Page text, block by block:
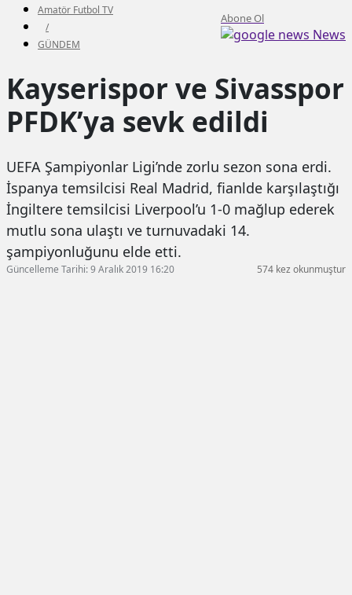
Amatör Futbol TV
/
GÜNDEM
Abone Ol
News
Kayserispor ve Sivasspor
PFDK’ya sevk edildi
UEFA Şampiyonlar Ligi’nde zorlu sezon sona erdi.
İspanya temsilcisi Real Madrid, fianlde karşılaştığı
İngiltere temsilcisi Liverpool’u 1-0 mağlup ederek
mutlu sona ulaştı ve turnuvadaki 14.
şampiyonluğunu elde etti.
574 kez okunmuştur
Güncelleme Tarihi: 9 Aralık 2019 16:20